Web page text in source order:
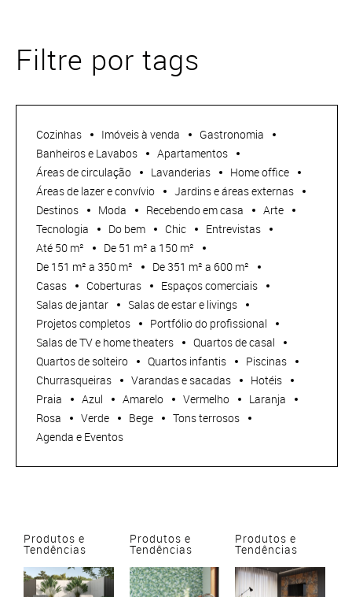
Filtre por tags
Cozinhas Imóveis à venda
Gastronomia
Banheiros e Lavabos
Apartamentos
Áreas de circulação
Lavanderias
Home office
Áreas de lazer e convívio
Jardins e áreas externas
Destinos
Moda Recebendo em casa
Arte
Tecnologia
Do bem Chic
Entrevistas
Até 50 m²
De 51 m² a 150 m²
De 151 m² a 350 m²
De 351 m² a 600 m²
Casas
Coberturas
Espaços comerciais
Salas de jantar
Salas de estar e livings
Projetos completos
Portfólio do profissional
Salas de TV e home theaters
Quartos de casal
Quartos de solteiro
Quartos infantis
Piscinas
Churrasqueiras
Varandas e sacadas
Hotéis
Praia
Azul Amarelo Vermelho
Laranja
Rosa
Verde Bege
Tons terrosos
Agenda e Eventos
Produtos e
Tendências
Produtos e
Tendências
Produtos e
Tendências